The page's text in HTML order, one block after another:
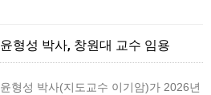
윤형성 박사, 창원대 교수 임용
윤형성 박사(지도교수 이기암)가 2026년